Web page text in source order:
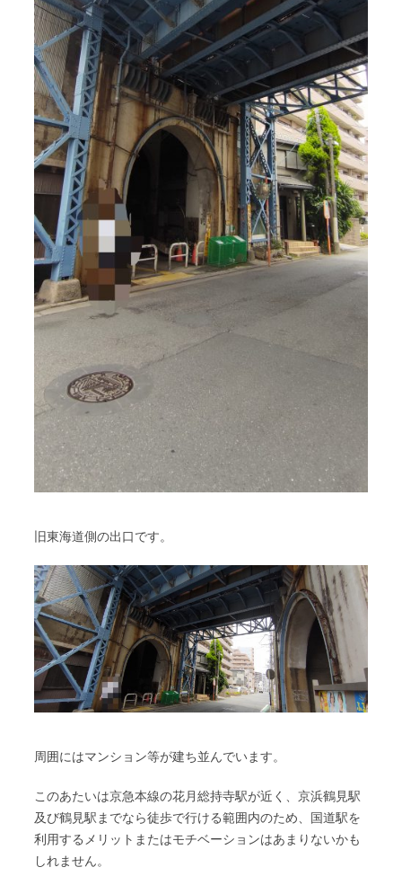
旧東海道側の出口です。
周囲にはマンション等が建ち並んでいます。
このあたいは京急本線の花月総持寺駅が近く、京浜鶴見駅
及び鶴見駅までなら徒歩で行ける範囲内のため、国道駅を
利用するメリットまたはモチベーションはあまりないかも
しれません。